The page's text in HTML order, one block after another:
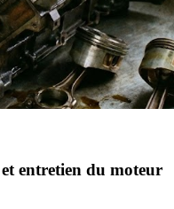
entretien du moteur